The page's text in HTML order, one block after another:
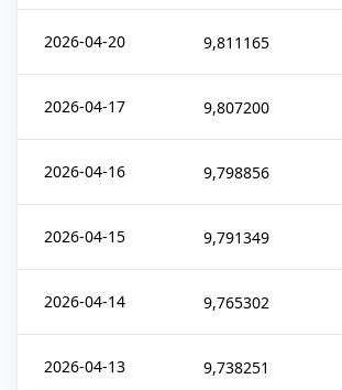
2026-04-20 9,811165
2026-04-17 9,807200
2026-04-16 9,798856
2026-04-15 9,791349
2026-04-14 9,765302
2026-04-13 9,738251